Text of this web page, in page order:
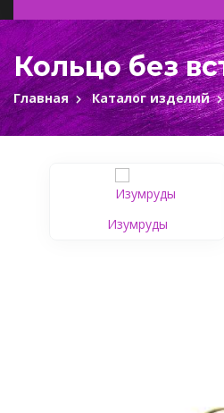
Кольцо без
Главная Каталог изделий
Изумруды